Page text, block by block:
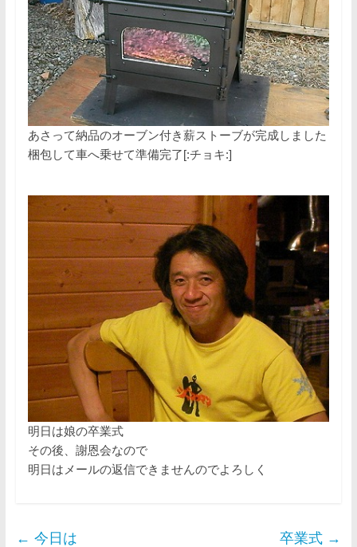
あさって納品のオーブン付き薪ストーブが完成しました
梱包して車へ乗せて準備完了[:チョキ:]
明日は娘の卒業式
その後、謝恩会なので
明日はメールの返信できませんのでよろしく
← 今日は 卒業式 →